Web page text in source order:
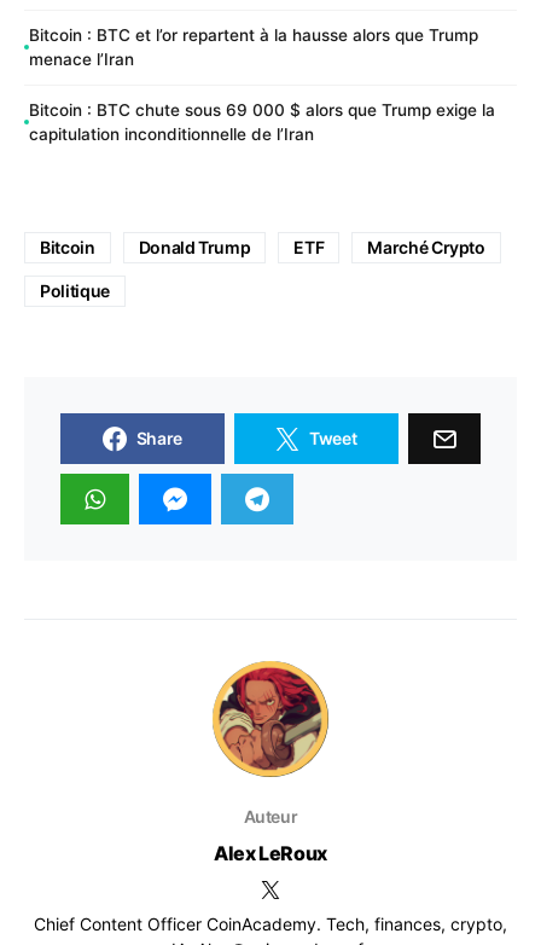
Bitcoin : BTC et l’or repartent à la hausse alors que Trump
menace l’Iran
Bitcoin : BTC chute sous 69 000 $ alors que Trump exige la
capitulation inconditionnelle de l’Iran
Bitcoin Donald Trump ETF Marché Crypto
Politique
Share Tweet
Auteur
Alex LeRoux
Chief Content Officer CoinAcademy. Tech, finances, crypto,